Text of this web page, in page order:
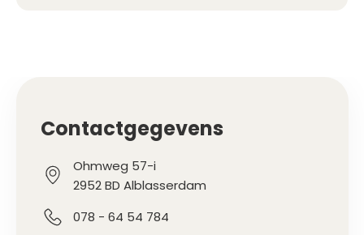
Contactgegevens
Ohmweg 57-i
2952 BD Alblasserdam
078 - 64 54 784